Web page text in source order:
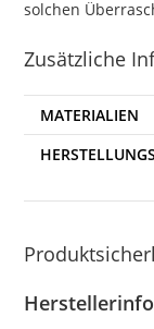
solchen
Zusätzliche
MATERIALIEN